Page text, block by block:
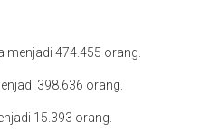
menjadi 474.455 orang.
398.636 orang.
15.393 orang.